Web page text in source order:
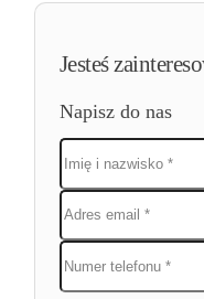
Jesteś
Napisz do nas